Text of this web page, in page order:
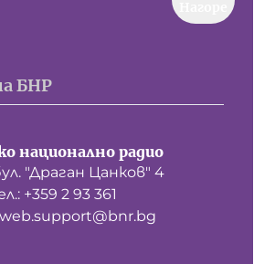
БНР
национално радио
"Драган Цанков" 4
+359 2 93 361